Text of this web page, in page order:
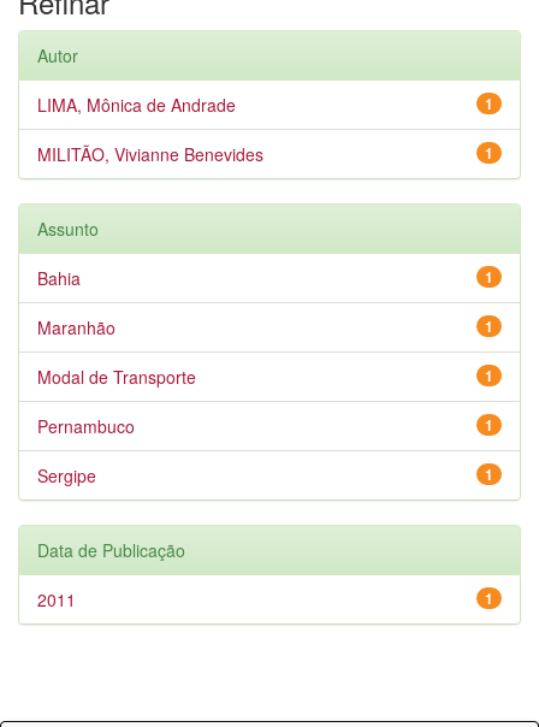
Autor
1
LIMA, Mônica de Andrade
1
MILITÃO, Vivianne Benevides
Assunto
1
Bahia
1
Maranhão
1
Modal de Transporte
1
Pernambuco
1
Sergipe
Data de Publicação
1
2011